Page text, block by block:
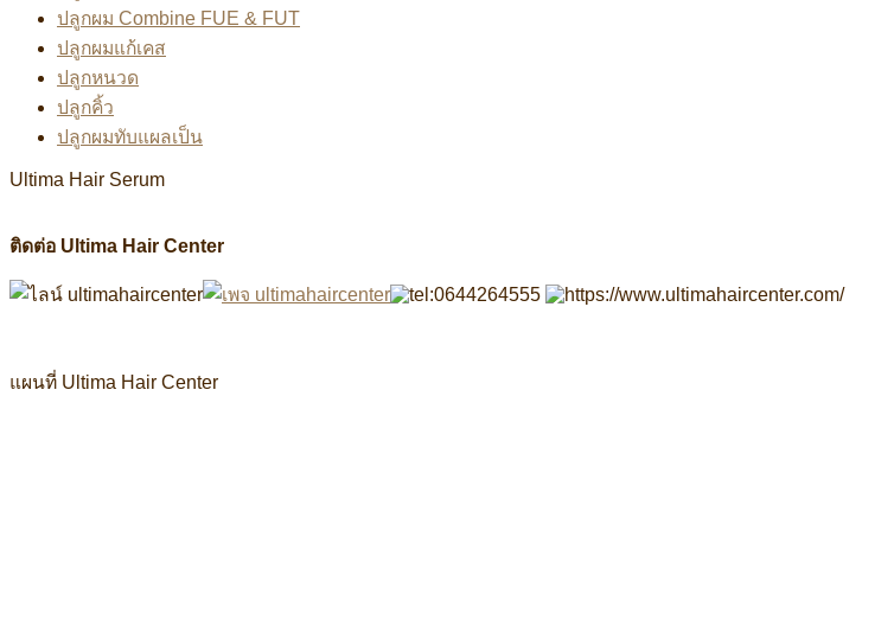
ปลูกผม Combine FUE & FUT
ปลูกผมแก้เคส
ปลูกหนวด
ปลูกคิ้ว
ปลูกผมทับแผลเป็น
Ultima Hair Serum
ติดต่อ Ultima Hair Center
แผนที่ Ultima Hair Center